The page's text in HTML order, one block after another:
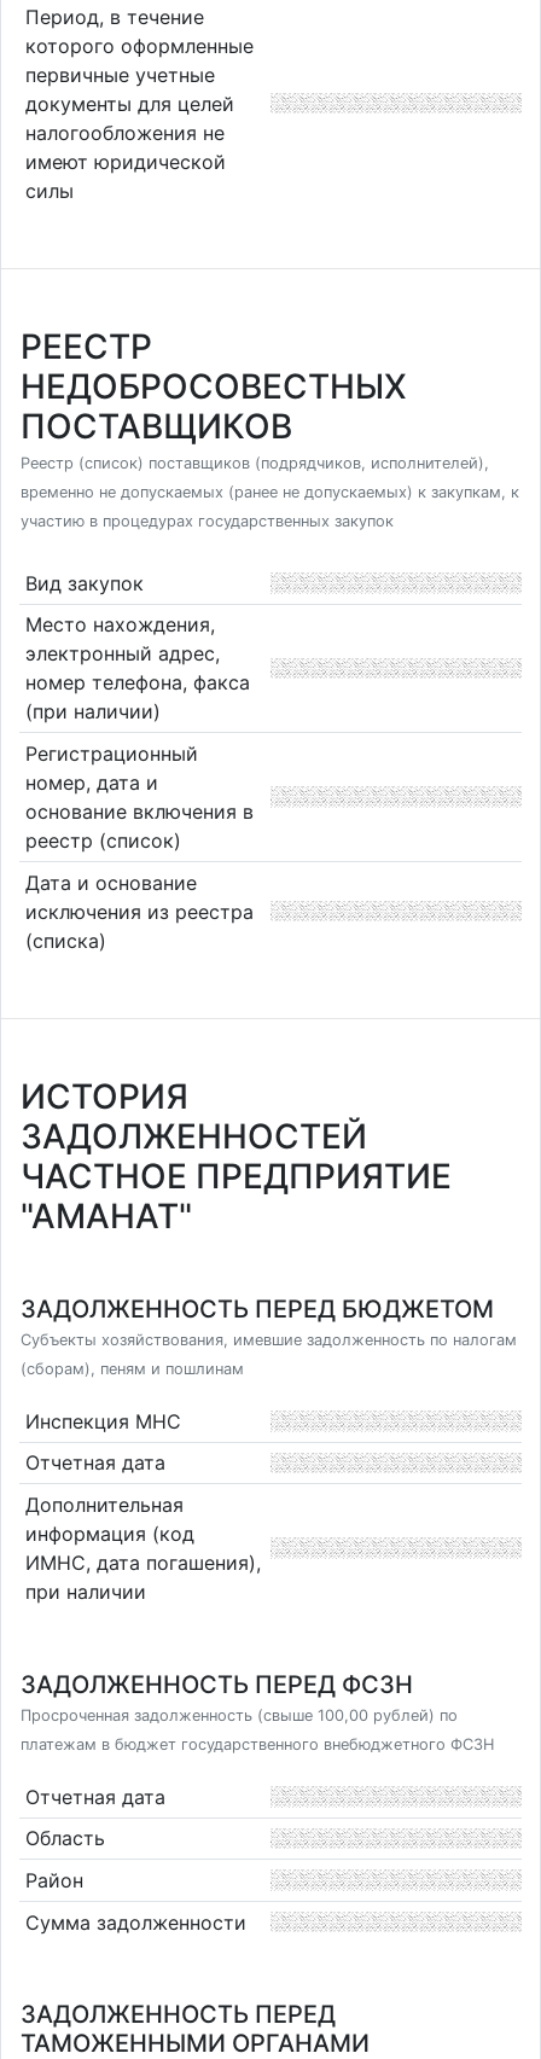
Период, в течение
которого оформленные
первичные учетные
документы для целей
налогообложения не
имеют юридической
силы
РЕЕСТР
НЕДОБРОСОВЕСТНЫХ
ПОСТАВЩИКОВ
Реестр (список) поставщиков (подрядчиков, исполнителей),
временно не допускаемых (ранее не допускаемых) к закупкам, к
участию в процедурах государственных закупок
Вид закупок
Место нахождения,
электронный адрес,
номер телефона, факса
(при наличии)
Регистрационный
номер, дата и
основание включения в
реестр (список)
Дата и основание
исключения из реестра
(списка)
ИСТОРИЯ
ЗАДОЛЖЕННОСТЕЙ
ЧАСТНОЕ ПРЕДПРИЯТИЕ
"АМАНАТ"
ЗАДОЛЖЕННОСТЬ ПЕРЕД БЮДЖЕТОМ
Субъекты хозяйствования, имевшие задолженность по налогам
(сборам), пеням и пошлинам
Инспекция МНС
Отчетная дата
Дополнительная
информация (код
ИМНС, дата погашения),
при наличии
ЗАДОЛЖЕННОСТЬ ПЕРЕД ФСЗН
Просроченная задолженность (свыше 100,00 рублей) по
платежам в бюджет государственного внебюджетного ФСЗН
Отчетная дата
Область
Район
Сумма задолженности
ЗАДОЛЖЕННОСТЬ ПЕРЕД
ТАМОЖЕННЫМИ ОРГАНАМИ